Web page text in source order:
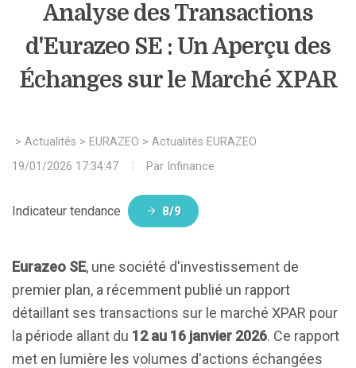
Analyse des Transactions
d'Eurazeo SE : Un Aperçu des
Échanges sur le Marché XPAR
> Actualités > EURAZEO > Actualités EURAZEO
19/01/2026 17:34:47
Par Infinance
Indicateur tendance 8/9
Eurazeo SE, une société d'investissement de
premier plan, a récemment publié un rapport
détaillant ses transactions sur le marché XPAR pour
la période allant du 12 au 16 janvier 2026. Ce rapport
met en lumière les volumes d'actions échangées